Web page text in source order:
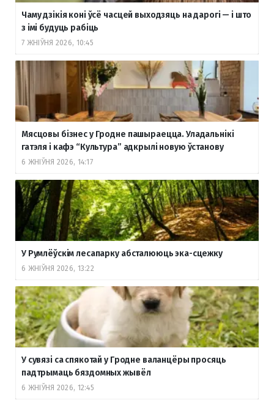
Чаму дзікія коні ўсё часцей выходзяць на дарогі — і што
з імі будуць рабіць
7 ЖНІЎНЯ 2026, 10:45
Мясцовы бізнес у Гродне пашыраецца. Уладальнікі
гатэля і кафэ “Культура” адкрылі новую ўстанову
6 ЖНІЎНЯ 2026, 14:17
У Румлёўскім лесапарку абсталююць эка-сцежку
6 ЖНІЎНЯ 2026, 13:22
У сувязі са спякотай у Гродне валанцёры просяць
падтрымаць бяздомных жывёл
6 ЖНІЎНЯ 2026, 12:45